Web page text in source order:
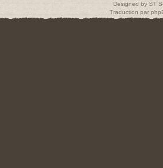
Designed by ST
Traduction par